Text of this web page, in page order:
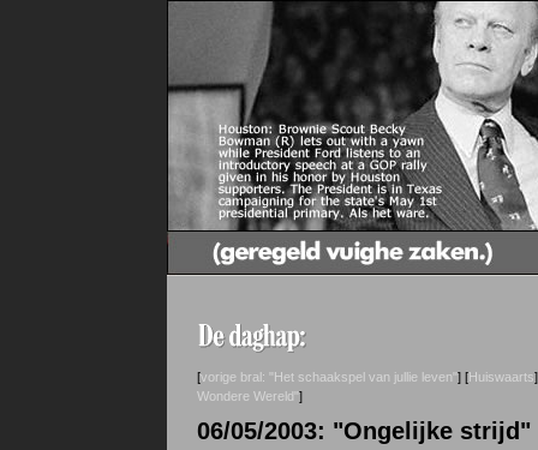
[vorige bral: "Het schaakspel van jullie leven"] [Huiswaarts
Wondere Wereld"]
06/05/2003: "Ongelijke strijd"